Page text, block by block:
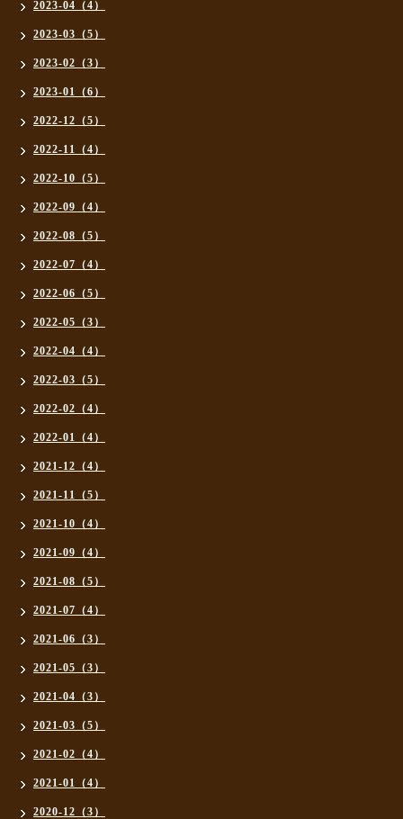
2023-04（4）
2023-03（5）
2023-02（3）
2023-01（6）
2022-12（5）
2022-11（4）
2022-10（5）
2022-09（4）
2022-08（5）
2022-07（4）
2022-06（5）
2022-05（3）
2022-04（4）
2022-03（5）
2022-02（4）
2022-01（4）
2021-12（4）
2021-11（5）
2021-10（4）
2021-09（4）
2021-08（5）
2021-07（4）
2021-06（3）
2021-05（3）
2021-04（3）
2021-03（5）
2021-02（4）
2021-01（4）
2020-12（3）